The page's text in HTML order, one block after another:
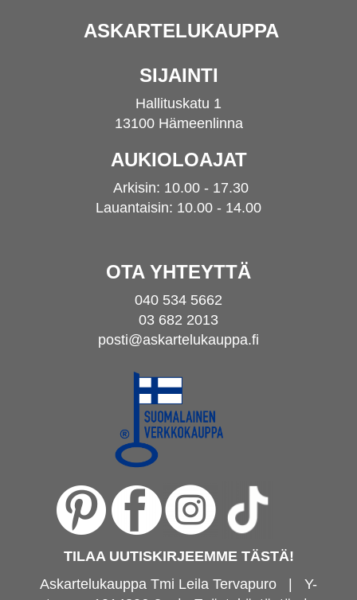
ASKARTELUKAUPPA
SIJAINTI
Hallituskatu 1
13100 Hämeenlinna
AUKIOLOAJAT
Arkisin: 10.00 - 17.30
Lauantaisin: 10.00 - 14.00
OTA YHTEYTTÄ
040 534 5662
03 682 2013
posti@askartelukauppa.fi
TILAA UUTISKIRJEEMME TÄSTÄ!
Askartelukauppa Tmi Leila Tervapuro | Y-